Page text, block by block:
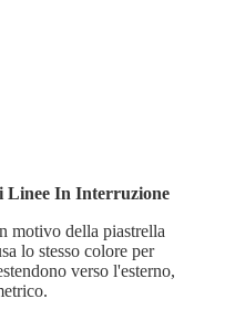
Linee In Interruzione
motivo della piastrella
lo stesso colore per
verso l'esterno,